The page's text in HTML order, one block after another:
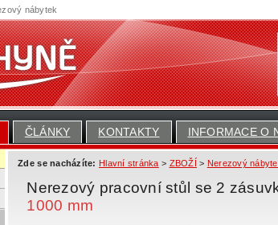
ČLÁNKY KONTAKTY INFORMACE O
Zde se nacházíte: Hlavní stránka > ZBOŽÍ > Nerezový
Nerezový pracovní stůl se 2
1000 mm
nábytek